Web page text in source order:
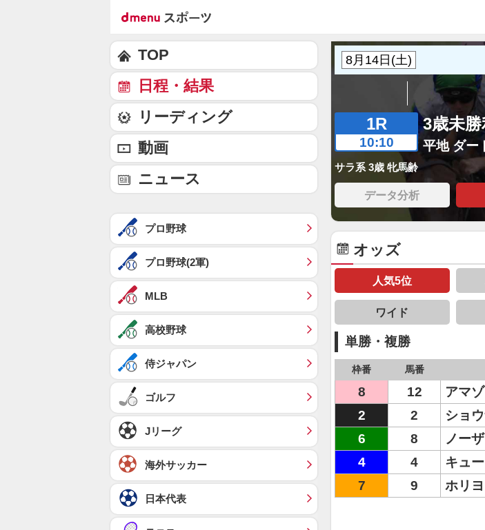
1R
10:10
3歳未
平地 ダー
サラ系 3歳 牝馬齢
データ分析
オッズ
人気5位
ワイド
単勝・複勝
枠番 馬番
8 12 アマ
2
2 ショ
6
8 ノー
4
4 キュ
7
9 ホリ
TOP
日程・結果
リーディング
動画
ニュース
プロ野球
プロ野球(2軍)
MLB
高校野球
侍ジャパン
ゴルフ
Jリーグ
海外サッカー
日本代表